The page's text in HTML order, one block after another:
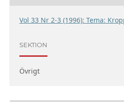
Vol 33 Nr 2-3 (1996): Tema:
SEKTION
Övrigt